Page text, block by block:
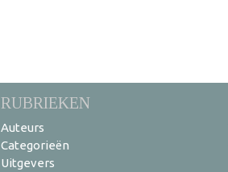
RUBRIEKEN
Auteurs
Categorieën
Uitgevers